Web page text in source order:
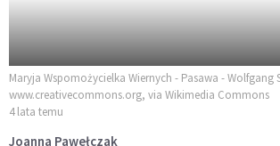
Maryja Wspomożycielka Wiernych - Pasawa - Wolfgang
www.creativecommons.org, via Wikimedia Commons
4 lata temu
Joanna Pawełczak